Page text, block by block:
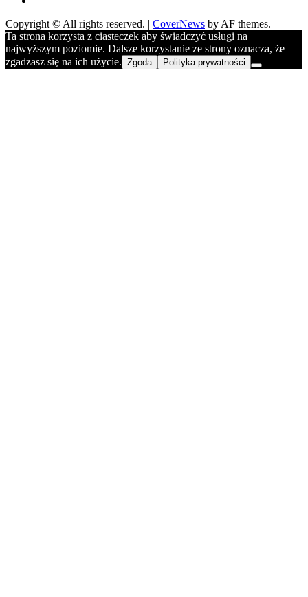
Copyright © All rights reserved. | CoverNews by AF themes.
Ta strona korzysta z ciasteczek aby świadczyć usługi na
najwyższym poziomie. Dalsze korzystanie ze strony oznacza, że
zgadzasz się na ich użycie. Zgoda Polityka prywatności